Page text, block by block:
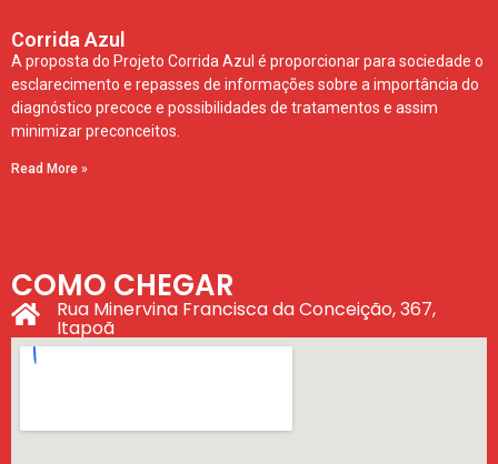
Corrida Azul
A proposta do Projeto Corrida Azul é proporcionar para sociedade o
esclarecimento e repasses de informações sobre a importância do
diagnóstico precoce e possibilidades de tratamentos e assim
minimizar preconceitos.
Read More »
COMO CHEGAR
Rua Minervina Francisca da Conceição, 367,
Itapoã